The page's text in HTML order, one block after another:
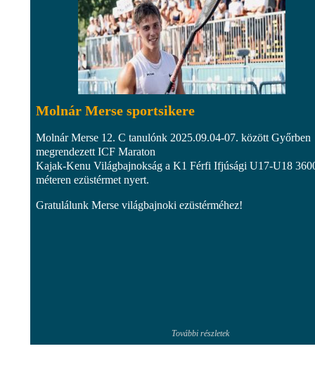
Molnár Merse sportsikere
Molnár Merse 12. C tanulónk 2025.09.04-07. között Győrben
megrendezett ICF Maraton
Kajak-Kenu Világbajnokság a K1 Férfi Ifjúsági U17-U18
méteren ezüstérmet nyert.
Gratulálunk Merse világbajnoki ezüstérméhez!
További részletek